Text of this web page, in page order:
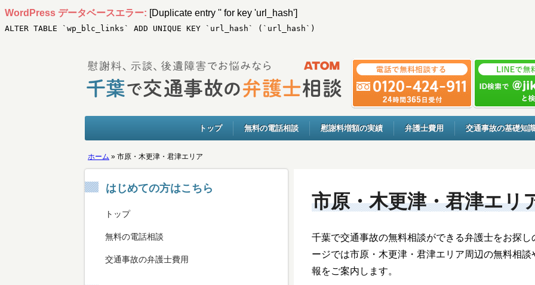
WordPress データベースエラー: [Duplicate entry '' for key 'url_hash']
ALTER TABLE `wp_blc_links` ADD UNIQUE KEY `url_hash` (`url_hash`)
トップ 無料の電話相談 慰謝料増額の実績 弁護士費用 交通事故の基礎知識
ホーム » 市原・木更津・君津エリア
はじめての方はこちら
トップ
無料の電話相談
交通事故の弁護士費用
市原・木更津・君津エリ
千葉で交通事故の無料相談ができる弁護士をお探し
ージでは市原・木更津・君津エリア周辺の無料相談
報をご案内します。